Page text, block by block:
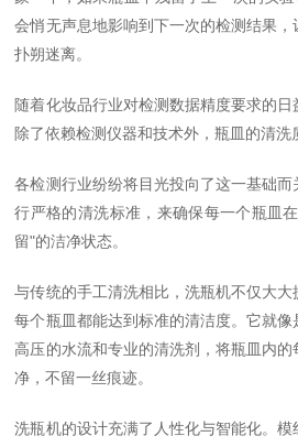
会悄无声息地影响到下一次的检测结果
扑朔迷离。
随着化妆品行业对检测数据精度要求的日
除了依赖检测仪器和技术外，瓶皿的清洗
各检测行业纷纷将目光投向了这一基础
行严格的清洗标准，来确保每一个瓶皿
留"的洁净状态。
与传统的手工清洗相比，洗瓶机不仅大
每个瓶皿都能达到标准的清洁度。它就
高压的水流和专业的清洗剂，将瓶皿内
净，不留一丝痕迹。
洗瓶机的设计充满了人性化与智能化。